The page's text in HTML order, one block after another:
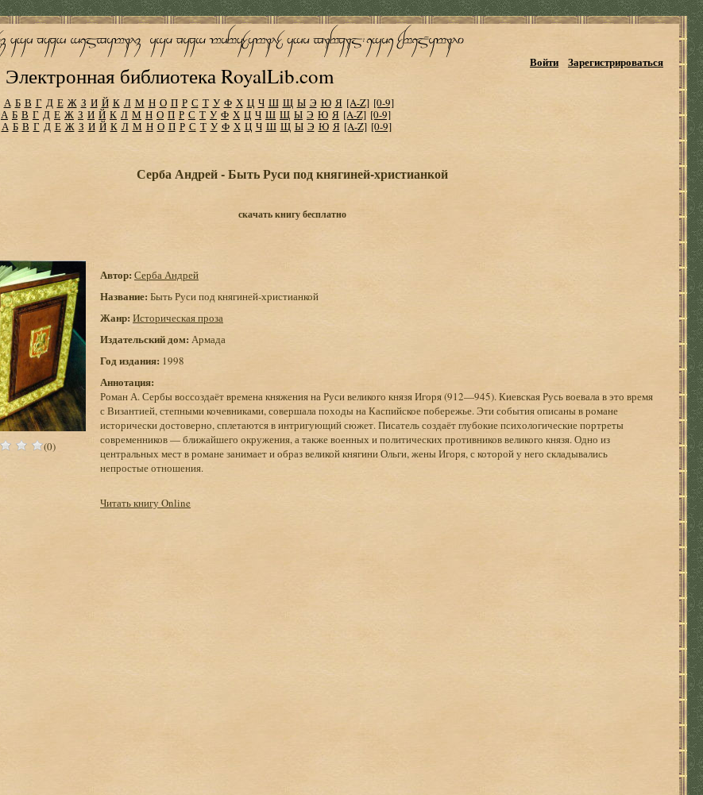
Электронная библиотека RoyalLib.com
Войти Зарегистрироваться
А Б В Г Д Е Ж З И Й К Л М Н О П Р С Т У Ф Х Ц Ч Ш Щ Ы Э Ю Я [A-Z] [0-9]
А Б В Г Д Е Ж З И Й К Л М Н О П Р С Т У Ф Х Ц Ч Ш Щ Ы Э Ю Я [A-Z] [0-9]
А Б В Г Д Е Ж З И Й К Л М Н О П Р С Т У Ф Х Ц Ч Ш Щ Ы Э Ю Я [A-Z] [0-9]
Серба Андрей - Быть Руси под княгиней-христианкой
скачать книгу бесплатно
(0)
Автор: Серба Андрей
Название: Быть Руси под княгиней-христианкой
Жанр: Историческая проза
Издательский дом: Армада
Год издания: 1998
Аннотация:
Роман А. Сербы воссоздаёт времена княжения на Руси великого князя Игоря (912—945). Киевская Русь воевала в это время
с Византией, степными кочевниками, совершала походы на Каспийское побережье. Эти события описаны в романе
исторически достоверно, сплетаются в интригующий сюжет. Писатель создаёт глубокие психологические портреты
современников — ближайшего окружения, а также военных и политических противников великого князя. Одно из
центральных мест в романе занимает и образ великой княгини Ольги, жены Игоря, с которой у него складывались
непростые отношения.
Читать книгу Online